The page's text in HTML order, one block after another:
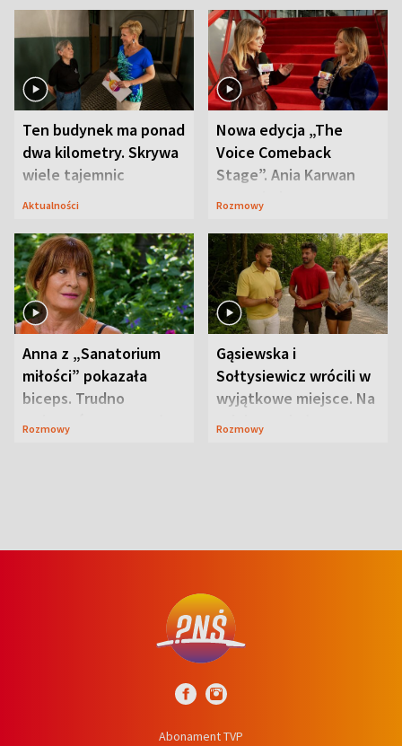
Ten budynek ma ponad
dwa kilometry. Skrywa
wiele tajemnic
Aktualności
Nowa edycja „The
Voice Comeback
Stage”. Ania Karwan
zapowiada
Rozmowy
Anna z „Sanatorium
miłości” pokazała
biceps. Trudno
uwierzyć, co przeszła
Rozmowy
Gąsiewska i
Sołtysiewicz wrócili w
wyjątkowe miejsce. Na
szlaku czekał
Rozmowy
Abonament TVP